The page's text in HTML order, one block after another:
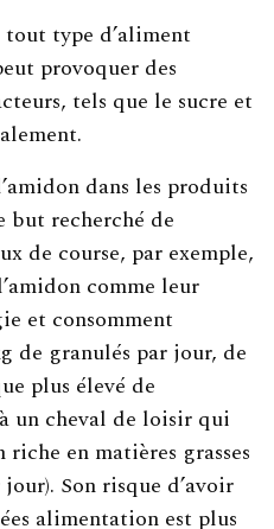
type d’aliment
provoquer des
tels que le sucre et
dans les produits
but recherché de
de course, par exemple,
comme leur
et consomment
de granulés par jour, de
plus élevé de
un cheval de loisir qui
en matières grasses
Son risque d’avoir
alimentation est plus